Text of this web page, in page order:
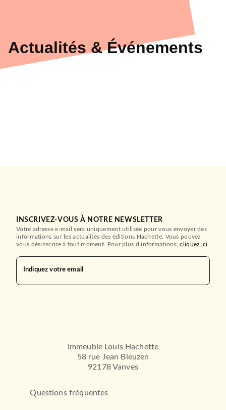
Actualités & Événements
INSCRIVEZ-VOUS À NOTRE NEWSLETTER
Votre adresse e-mail sera uniquement utilisée pour vous envoyer des
informations sur les actualités des éditions Hachette. Vous pouvez
vous désinscrire à tout moment. Pour plus d’informations,cliquez ici
Indiquez votre email
Immeuble Louis Hachette
58 rue Jean Bleuzen
92178 Vanves
Questions fréquentes